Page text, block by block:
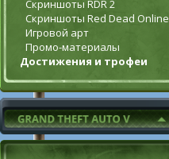
Скриншоты RDR 2
Скриншоты Red Dead Online
Игровой арт
Промо-материалы
Достижения и трофеи